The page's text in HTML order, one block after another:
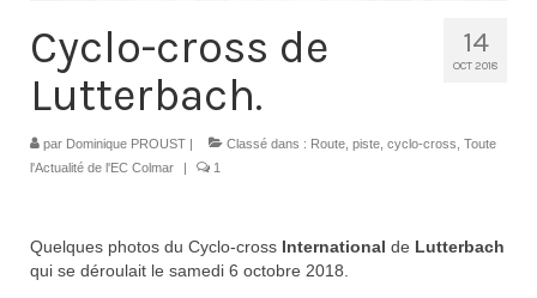
1980 à 1987
1997 à 2007
Licence F.F.C.
14
OCT 2018
Cyclo-cross de
Lutterbach.
par Dominique PROUST Classé dans : Route, piste, cyclo-cross, Toute
l'Actualité de l'EC Colmar
1
Quelques photos du Cyclo-cross International de Lutterbach
qui se déroulait le samedi 6 octobre 2018.